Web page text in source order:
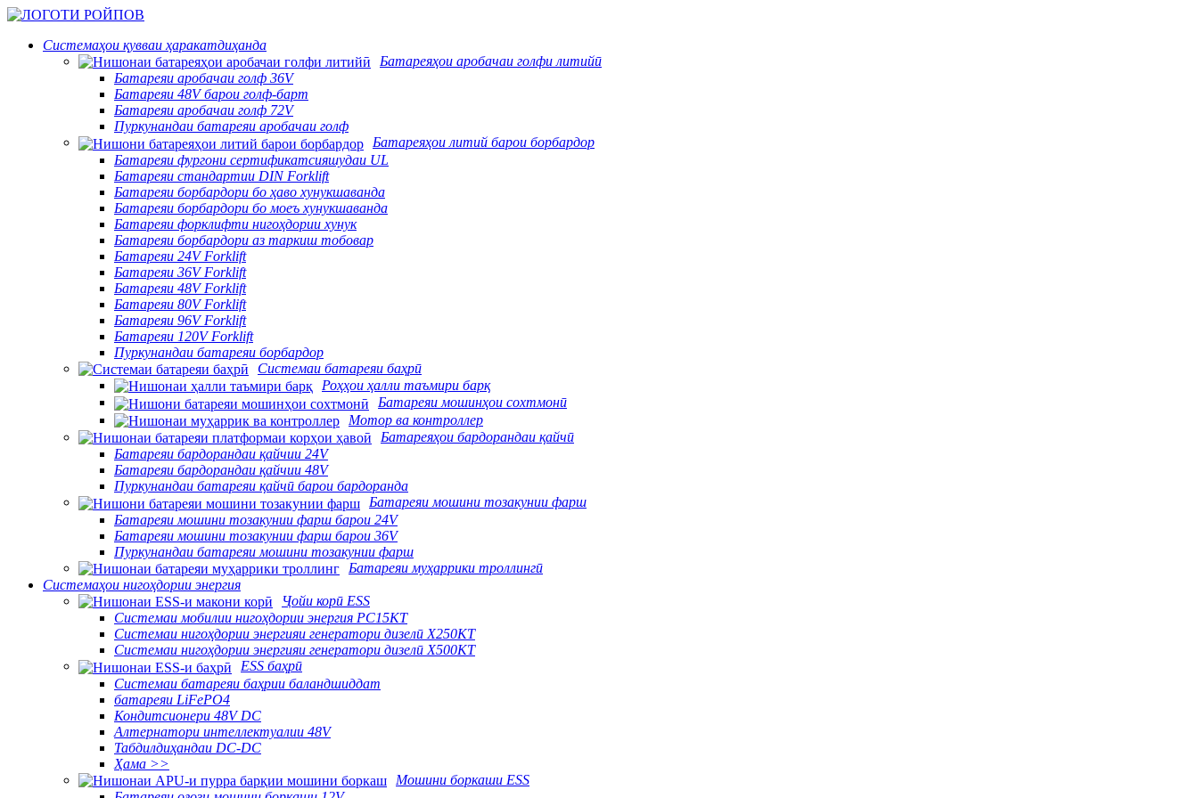
Системаҳои қувваи ҳаракатдиҳанда
Батареяҳои аробачаи голфи литийӣ
Батареяи аробачаи голф 36V
Батареяи 48V барои голф-барт
Батареяи аробачаи голф 72V
Пуркунандаи батареяи аробачаи голф
Батареяҳои литий барои борбардор
Батареяи фургони сертификатсияшудаи UL
Батареяи стандартии DIN Forklift
Батареяи борбардори бо ҳаво хунукшаванда
Батареяи борбардори бо моеъ хунукшаванда
Батареяи форклифти нигоҳдории хунук
Батареяи борбардори аз таркиш тобовар
Батареяи 24V Forklift
Батареяи 36V Forklift
Батареяи 48V Forklift
Батареяи 80V Forklift
Батареяи 96V Forklift
Батареяи 120V Forklift
Пуркунандаи батареяи борбардор
Системаи батареяи баҳрӣ
Роҳҳои ҳалли таъмири барқ
Батареяи мошинҳои сохтмонӣ
Мотор ва контроллер
Батареяҳои бардорандаи қайчӣ
Батареяи бардорандаи қайчии 24V
Батареяи бардорандаи қайчии 48V
Пуркунандаи батареяи қайчӣ барои бардоранда
Батареяи мошини тозакунии фарш
Батареяи мошини тозакунии фарш барои 24V
Батареяи мошини тозакунии фарш барои 36V
Пуркунандаи батареяи мошини тозакунии фарш
Батареяи муҳаррики троллингӣ
Системаҳои нигоҳдории энергия
Ҷойи корӣ ESS
Системаи мобилии нигоҳдории энергия PC15KT
Системаи нигоҳдории энергияи генератори дизелӣ X250KT
Системаи нигоҳдории энергияи генератори дизелӣ X500KT
ESS баҳрӣ
Системаи батареяи баҳрии баландшиддат
батареяи LiFePO4
Кондитсионери 48V DC
Алтернатори интеллектуалии 48V
Табдилдиҳандаи DC-DC
Ҳама >>
Мошини боркаши ESS